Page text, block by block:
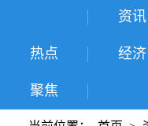
资讯
热点 经济
聚焦